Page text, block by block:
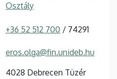
Osztály
+36 52 512 700 / 74291
eros.olga@fin.unideb.hu
4028 Debrecen Tüzér